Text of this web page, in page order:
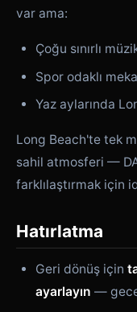
var ama:
Çoğu sınırlı
Spor odaklı
Yaz aylarında
Long Beach'te tek
sahil atmosferi —
farklılaştırmak için
Hatırlatma
Geri dönüş için
ayarlayın —